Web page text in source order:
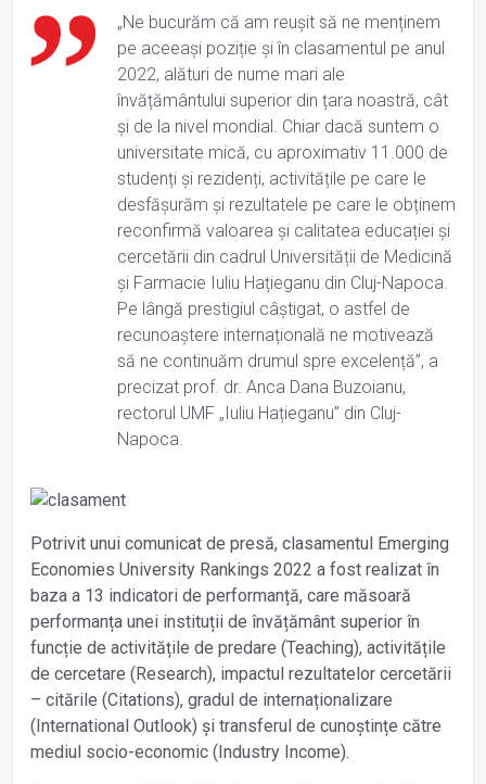
„Ne bucurăm că am reușit să ne menținem
pe aceeași poziție și în clasamentul pe anul
2022, alături de nume mari ale
învățământului superior din țara noastră, cât
și de la nivel mondial. Chiar dacă suntem o
universitate mică, cu aproximativ 11.000 de
studenți și rezidenți, activitățile pe care le
desfășurăm și rezultatele pe care le obținem
reconfirmă valoarea și calitatea educației și
cercetării din cadrul Universității de Medicină
și Farmacie Iuliu Hațieganu din Cluj-Napoca.
Pe lângă prestigiul câștigat, o astfel de
recunoaștere internațională ne motivează
să ne continuăm drumul spre excelență”, a
precizat prof. dr. Anca Dana Buzoianu,
rectorul UMF „Iuliu Hațieganu” din Cluj-
Napoca.
Potrivit unui comunicat de presă, clasamentul Emerging
Economies University Rankings 2022 a fost realizat în
baza a 13 indicatori de performanță, care măsoară
performanța unei instituții de învățământ superior în
funcție de activitățile de predare (Teaching), activitățile
de cercetare (Research), impactul rezultatelor cercetării
– citările (Citations), gradul de internaționalizare
(International Outlook) și transferul de cunoștințe către
mediul socio-economic (Industry Income).